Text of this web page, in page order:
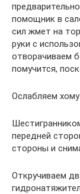
помощник в
сил жмет на
руки с
отворачиваем
помучится,
Ослабляем
передней
стороны и
Откручиваем